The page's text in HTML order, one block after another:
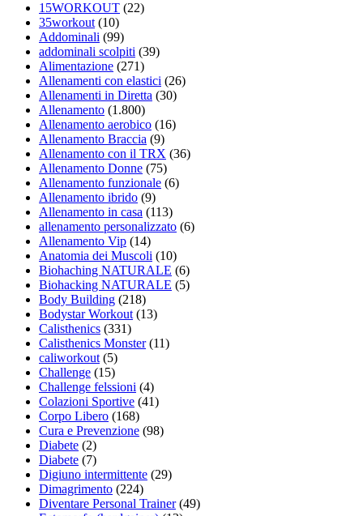
15WORKOUT (22)
35workout(10)
Addominali (99)
addominali scolpiti (39)
Alimentazione (271)
Allenamenti con elastici (26)
Allenamenti in Diretta (30)
Allenamento (1.800)
Allenamento aerobico (16)
Allenamento Braccia (9)
Allenamento con il TRX (36)
Allenamento Donne (75)
Allenamento funzionale (6)
Allenamento ibrido (9)
Allenamento in casa (113)
allenamento personalizzato (6)
Allenamento Vip (14)
Anatomia dei Muscoli (10)
Biohaching NATURALE (6)
Biohacking NATURALE (5)
Body Building (218)
Bodystar Workout(13)
Calisthenics (331)
Calisthenics Monster(11)
caliworkout(5)
Challenge (15)
Challenge felssioni (4)
Colazioni Sportive (41)
Corpo Libero (168)
Cura e Prevenzione (98)
Diabete (2)
Diabete (7)
Digiuno intermittente (29)
Dimagrimento (224)
Diventare Personal Trainer(49)